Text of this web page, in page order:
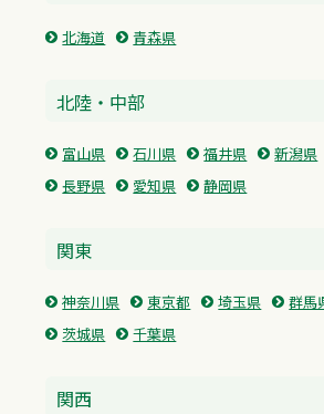
北海道 青森県
北陸・中部
富山県 石川県 福井県 新潟県
長野県
愛知県 静岡県
関東
神奈川県 東京都 埼玉県 群馬
茨城県
千葉県
関西